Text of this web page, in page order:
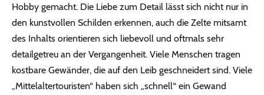
Hobby gemacht. Die Liebe zum Detail lässt sich nicht nur in
den kunstvollen Schilden erkennen, auch die Zelte mitsamt
des Inhalts orientieren sich liebevoll und oftmals sehr
detailgetreu an der Vergangenheit. Viele Menschen tragen
kostbare Gewänder, die auf den Leib geschneidert sind. Viele
„Mittelaltertouristen“ haben sich „schnell“ ein Gewand